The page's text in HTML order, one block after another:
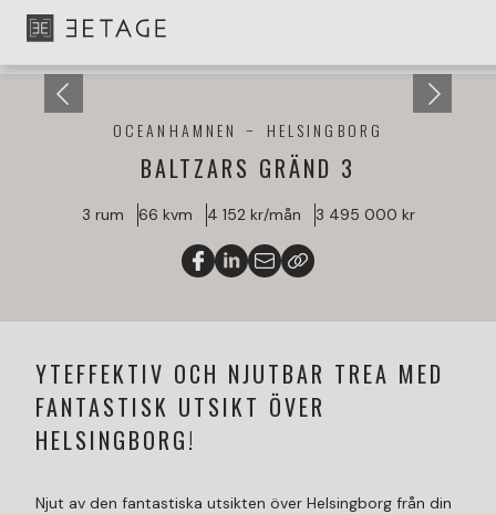
BALTZARS GRÄND 3
OCEANHAMNEN HELSINGBORG
3 rum 66 kvm 4 152 kr/mån 3 495 000 kr
YTEFFEKTIV OCH NJUTBAR TREA MED
FANTASTISK UTSIKT ÖVER
HELSINGBORG!
Njut av den fantastiska utsikten över Helsingborg från din